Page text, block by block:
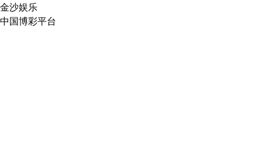
金沙娱乐
中国博彩平台